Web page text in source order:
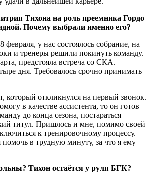
Тихона на роль преемника Гордо
Почему выбрали именно его?
у нас состоялось собрание, на
и тренеры решили покинуть команду.
предстояла встреча со СКА.
дня. Требовалось срочно принимать
который откликнулся на первый звонок.
в качестве ассистента, то он готов
до конца сезона, постараться
титул. Пришлось и мне, помимо своей
к тренировочному процессу.
помочь в трудную минуту, за что я ему
Тихон остаётся у руля БГК?